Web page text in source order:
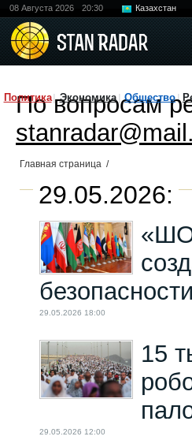
08 Августа 2026 20:30 Казахстан
Политика Экономика Общество
По вопросам
Главная страница /
29.05.2026:
29.05.2026 18:00
15
29.05.2026 12:00